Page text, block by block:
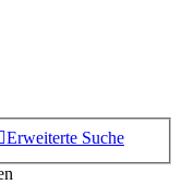
Erweiterte Suche